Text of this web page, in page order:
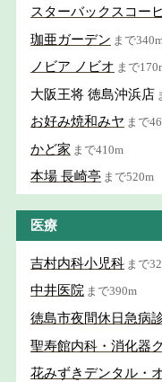
スターバックスコー
珈亜ガーデン まで340m
ノビア ノビオ まで
大阪王将 徳島沖浜店
お好み焼和みヤ まで
かど家 まで410m
本場 長崎亭 まで520m
医療
吉村内科小児科 まで
中井医院 まで390m
徳島市夜間休日急病
聖寿館内科・消化器
花みずきデンタル・